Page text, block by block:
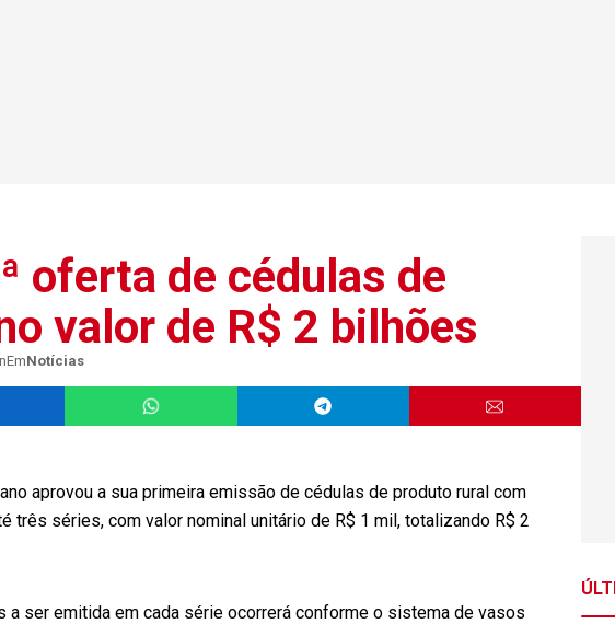
oferta de cédulas de
valor de R$ 2 bilhões
EmNotícias
aprovou a sua primeira emissão de cédulas de produto rural com
três séries, com valor nominal unitário de R$ 1 mil, totalizando R$ 2
a ser emitida em cada série ocorrerá conforme o sistema de vasos